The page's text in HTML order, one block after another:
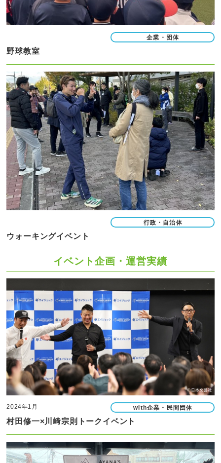
企業・団体
野球教室
行政・自治体
ウォーキングイベント
イベント企画・運営実績
2024年1月 with企業・民間団体
村田修一×川﨑宗則トークイベント